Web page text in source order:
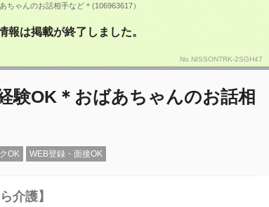
ちゃんのお話相手など＊(106963617）
報は掲載が終了しました。
No.NISSONTRK-2SGH47
験OK＊おばあちゃんのお話相
OK WEB登録・面接OK
介護】